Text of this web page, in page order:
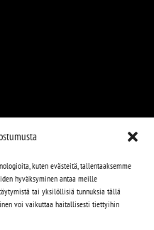
kuten evästeitä, tallentaaksemme
hyväksyminen antaa meille
tai yksilöllisiä tunnuksia tällä
voi vaikuttaa haitallisesti tiettyihin